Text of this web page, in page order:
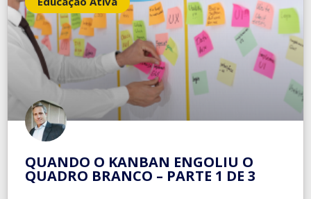
QUANDO O KANBAN ENGOLIU O
QUADRO BRANCO – PARTE 1 DE 3